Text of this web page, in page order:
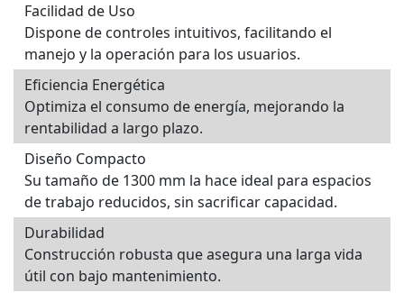
Facilidad de Uso
Dispone de controles intuitivos, facilitando el
manejo y la operación para los usuarios.
Eficiencia Energética
Optimiza el consumo de energía, mejorando la
rentabilidad a largo plazo.
Diseño Compacto
Su tamaño de 1300 mm la hace ideal para espacios
de trabajo reducidos, sin sacrificar capacidad.
Durabilidad
Construcción robusta que asegura una larga vida
útil con bajo mantenimiento.